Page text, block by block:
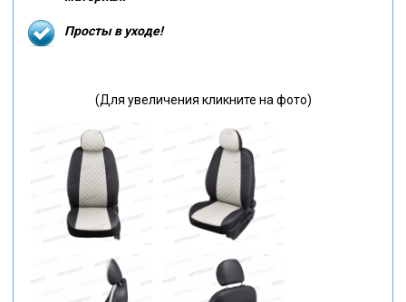
Просты в уходе!
(Для увеличения кликните на фото)